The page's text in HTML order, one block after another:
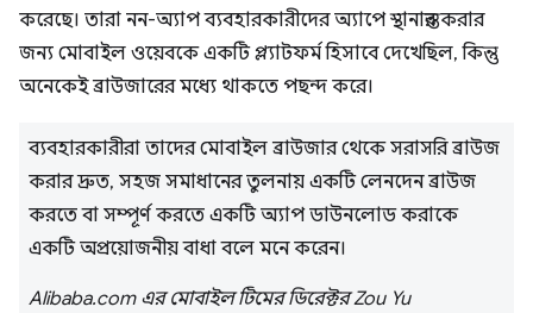
করেছে। তারা নন-অ্যাপ ব্যবহারকারীদের অ্যাপে স্থানান্তর করার
জন্য মোবাইল ওয়েবকে একটি প্ল্যাটফর্ম হিসাবে দেখেছিল, কিন্তু
অনেকেই ব্রাউজারের মধ্যে থাকতে পছন্দ করে।
ব্যবহারকারীরা তাদের মোবাইল ব্রাউজার থেকে সরাসরি ব্রাউজ
করার দ্রুত, সহজ সমাধানের তুলনায় একটি লেনদেন ব্রাউজ
করতে বা সম্পূর্ণ করতে একটি অ্যাপ ডাউনলোড করাকে
একটি অপ্রয়োজনীয় বাধা বলে মনে করেন।
Alibaba.com এর মোবাইল টিমের ডিরেক্টর Zou Yu